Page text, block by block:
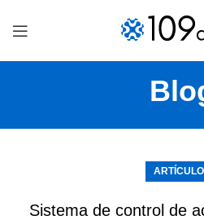
Sistema de control de